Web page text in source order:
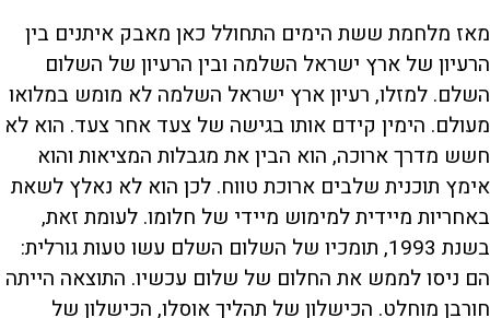
מאז מלחמת ששת הימים התחולל כאן מאבק איתנים בין
הרעיון של ארץ ישראל השלמה ובין הרעיון של השלום
השלם. למזלו, רעיון ארץ ישראל השלמה לא מומש במלואו
מעולם. הימין קידם אותו בגישה של צעד אחר צעד. הוא לא
חשש מדרך ארוכה, הוא הבין את מגבלות המציאות והוא
אימץ תוכנית שלבים ארוכת טווח. לכן הוא לא נאלץ לשאת
באחריות מיידית למימוש מיידי של חלומו. לעומת זאת,
בשנת 1993, תומכיו של השלום השלם עשו טעות גורלית:
הם ניסו לממש את החלום של שלום עכשיו. התוצאה הייתה
חורבן מוחלט. הכישלון של תהליך אוסלו, הכישלון של